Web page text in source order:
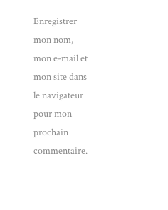
Enregistrer
mon nom,
mon e-mail et
mon site dans
le navigateur
pour mon
prochain
commentaire.